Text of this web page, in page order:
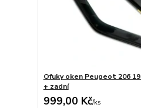
Ofuky oken Peugeot 206
+ zadní
999,00 Kč/ks